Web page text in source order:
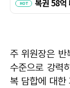
주 위원장은
수준으로 강력
복 담합에 대한